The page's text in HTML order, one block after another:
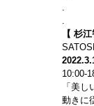
【 杉
10:00-
「美
動きに